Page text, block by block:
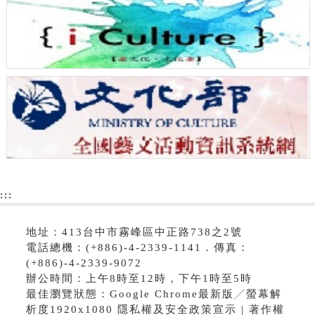
:::
地址：413台中市霧峰區中正路738之2號
電話總機：(+886)-4-2339-1141．傳真：
(+886)-4-2339-9072
辦公時間：上午8時至12時，下午1時至5時
最佳瀏覽狀態：Google Chrome最新版╱螢幕解
析度1920x1080 隱私權及安全政策宣示 | 著作權